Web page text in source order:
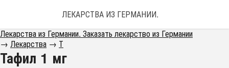
ЛЕКАРСТВА ИЗ ГЕРМАНИИ. ЗАКАЗАТЬ
Лекарства из Германии. Заказать лекарство из Германии
→ Лекарства → Т
Тафил 1 мг